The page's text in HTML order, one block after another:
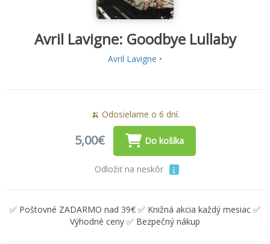
Avril Lavigne: Goodbye Lullaby
Avril Lavigne •
🍌 Odosielame o 6 dní.
5,00€ Do košíka
Odložiť na neskôr
✅ Poštovné ZADARMO nad 39€ ✅ Knižná akcia každý mesiac ✅
Výhodné ceny ✅ Bezpečný nákup